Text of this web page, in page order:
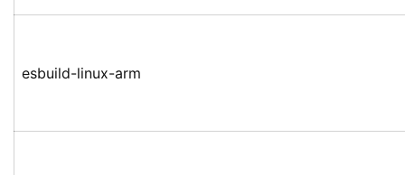
esbuild-linux-arm